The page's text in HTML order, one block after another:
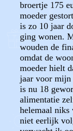
broertje 175
moeder
is zo 10 jaar
ging wonen.
wouden de
omdat de
moeder hielt
jaar voor mijn
is nu 18
alimentatie
helemaal
niet eerlijk